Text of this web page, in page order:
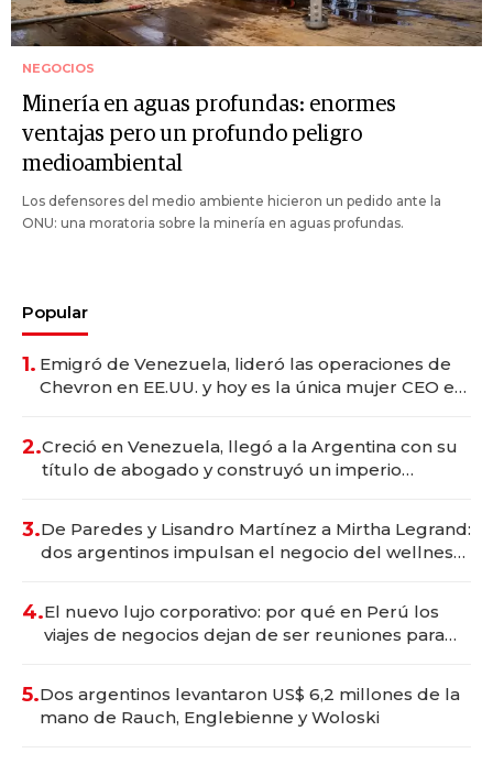
NEGOCIOS
Minería en aguas profundas: enormes
ventajas pero un profundo peligro
medioambiental
Los defensores del medio ambiente hicieron un pedido ante la
ONU: una moratoria sobre la minería en aguas profundas.
Popular
1. Emigró de Venezuela, lideró las operaciones de
Chevron en EE.UU. y hoy es la única mujer CEO en
2.Creció en Venezuela, llegó a la Argentina con su
título de abogado y construyó un imperio
3.De Paredes y Lisandro Martínez a Mirtha Legrand:
dos argentinos impulsan el negocio del wellness
4.El nuevo lujo corporativo: por qué en Perú los
viajes de negocios dejan de ser reuniones para
5.Dos argentinos levantaron US$ 6,2 millones de la
mano de Rauch, Englebienne y Woloski